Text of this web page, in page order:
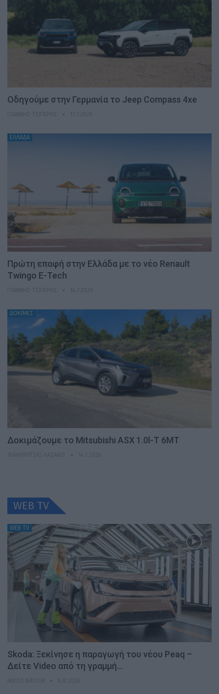
Οδηγούμε στην Γερμανία το Jeep Compass 4xe
ΕΛΛΑΔΑ
Πρώτη επαφή στην Ελλάδα με το νέο Renault
Twingo E-Tech
ΔΟΚΙΜΕΣ
Δοκιμάζουμε το Mitsubishi ASX 1.0l-T 6MT
WEB TV
WEB TV
Skoda: Ξεκίνησε η παραγωγή του νέου Peaq –
Δείτε Video από τη γραμμή…